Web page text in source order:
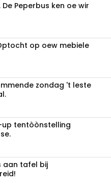
Peperbus ken oe wir
op oew mebiele
zondag 't leste
tentòònstelling
aan tafel bij